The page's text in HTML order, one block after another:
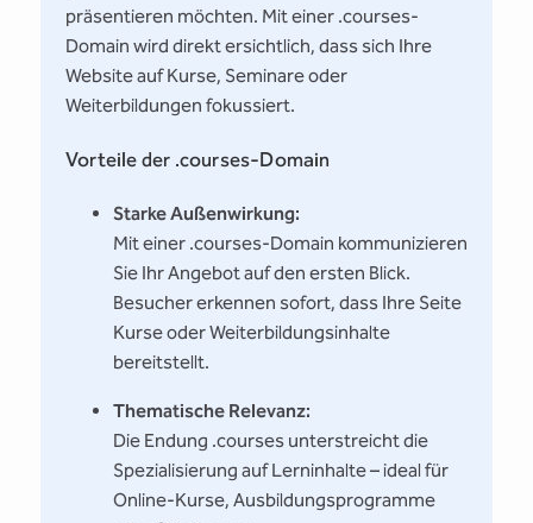
präsentieren möchten. Mit einer .courses-
Domain wird direkt ersichtlich, dass sich Ihre
Website auf Kurse, Seminare oder
Weiterbildungen fokussiert.
Vorteile der .courses-Domain
Starke Außenwirkung:
Mit einer .courses-Domain kommunizieren
Sie Ihr Angebot auf den ersten Blick.
Besucher erkennen sofort, dass Ihre Seite
Kurse oder Weiterbildungsinhalte
bereitstellt.
Thematische Relevanz:
Die Endung .courses unterstreicht die
Spezialisierung auf Lerninhalte – ideal für
Online-Kurse, Ausbildungsprogramme